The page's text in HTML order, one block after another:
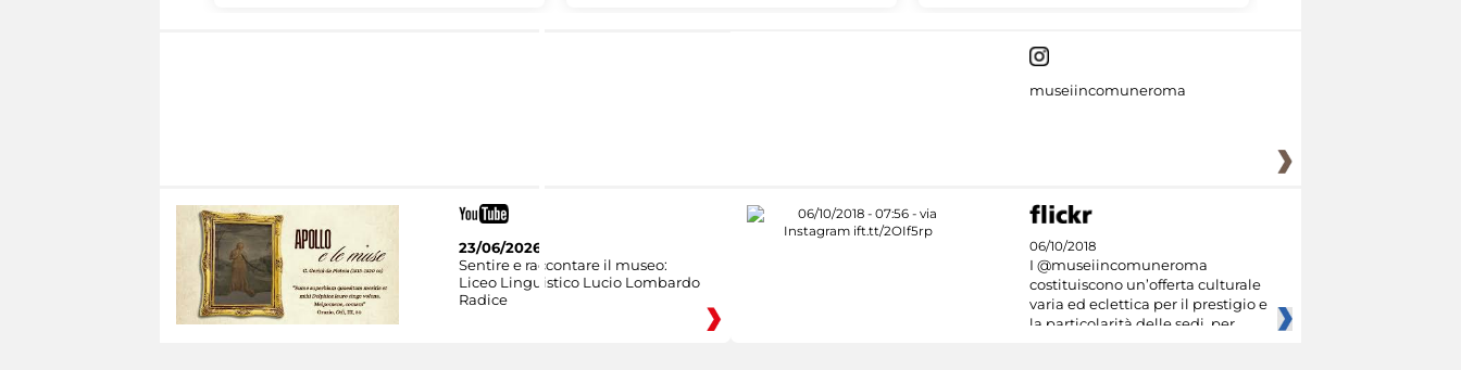
museiincomuneroma
23/06/2026
Sentire e raccontare il museo:
Liceo Linguistico Lucio Lombardo
Radice
06/10/2018
I @museiincomuneroma
costituiscono un’offerta culturale
varia ed eclettica per il prestigio e
la particolarità delle sedi, per